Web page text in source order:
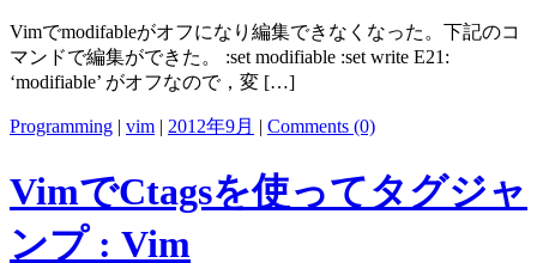
Vimでmodifableがオフになり編集できなくなった。下記のコ
マンドで編集ができた。 :set modifiable :set write E21:
‘modifiable’ がオフなので，変 […]
Programming | vim | 2012年9月 | Comments (0)
VimでCtagsを使ってタグジャ
ンプ : Vim